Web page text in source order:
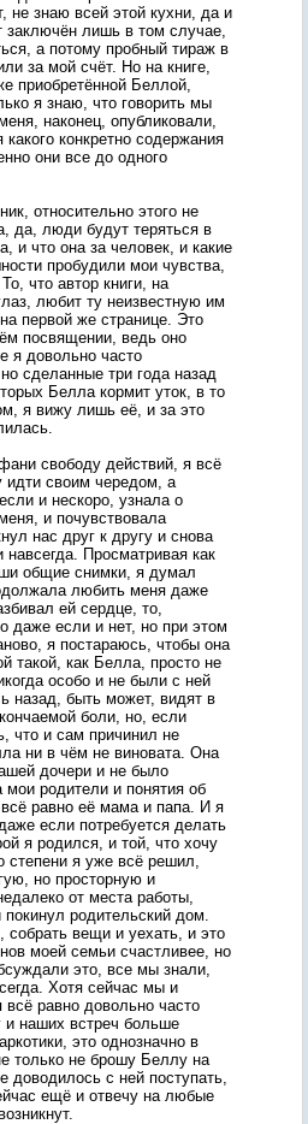
не знаю всей этой кухни, да и
заключён лишь в том случае,
а потому пробный тираж в
за мой счёт. Но на книге,
приобретённой Беллой,
я знаю, что говорить мы
наконец, опубликовали,
конкретно содержания
они все до одного
относительно этого не
да, люди будут теряться в
и что она за человек, и какие
пробудили мои чувства,
что автор книги, на
любит ту неизвестную им
первой же странице. Это
посвящении, ведь оно
я довольно часто
сделанные три года назад
Белла кормит уток, в то
я вижу лишь её, и за это
свободу действий, я всё
идти своим чередом, а
и нескоро, узнала о
и почувствовала
нас друг к другу и снова
Просматривая как
общие снимки, я думал
любить меня даже
ей сердце, то,
даже если и нет, но при этом
я постараюсь, чтобы она
такой, как Белла, просто не
особо и не были с ней
назад, быть может, видят в
боли, но, если
что и сам причинил не
ни в чём не виновата. Она
дочери и не было
мои родители и понятия об
равно её мама и папа. И я
если потребуется делать
я родился, и той, что хочу
степени я уже всё решил,
но просторную и
от места работы,
родительский дом.
собрать вещи и уехать, и это
моей семьи счастливее, но
это, все мы знали,
Хотя сейчас мы и
равно довольно часто
наших встреч больше
это однозначно в
только не брошу Беллу на
доводилось с ней поступать,
ещё и отвечу на любые